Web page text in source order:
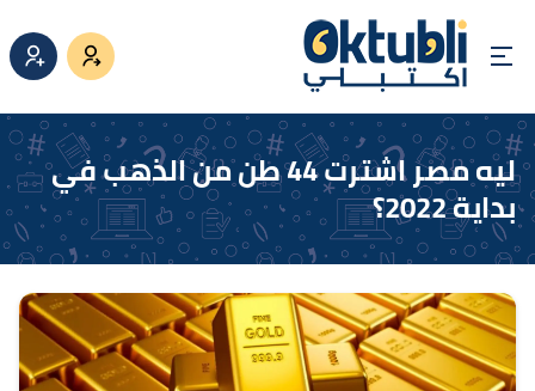
ليه مصر اشترت 44 طن من الذهب في
بداية 2022؟